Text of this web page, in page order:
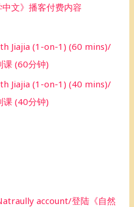
文》播客付费内容
Jiajia (1-on-1) (60 mins)/
课 (60分钟)
Jiajia (1-on-1) (40 mins)/
课 (40分钟)
account/登陆《自然